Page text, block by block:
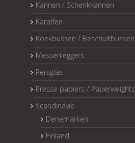
Kannen / Schenkkannen
Karaffen
Koekbussen / Beschuitbussen
Messenleggers
Persglas
Presse papiers / Paperweights
Scandinavië
Denemarken
Finland